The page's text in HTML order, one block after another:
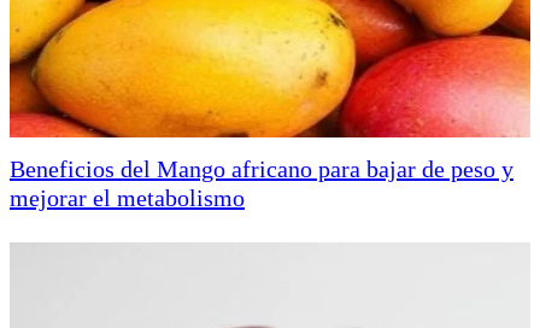
Beneficios del Mango africano para bajar de peso y
mejorar el metabolismo